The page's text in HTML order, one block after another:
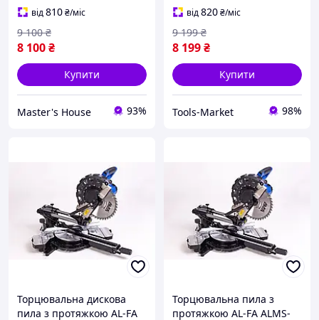
Потужна торцева пила
Італія
від810₴/міс
8 100₴
9 100 ₴
Купити
Master's House 93%
професійна з лазером по
дереву
від820₴/міс
8 199₴
9 199 ₴
Купити
Tools-Market 98%
Торцювальна дискова
пила з протяжкою AL-FA
Торцювальна пила з
протяжкою AL-FA ALMS-